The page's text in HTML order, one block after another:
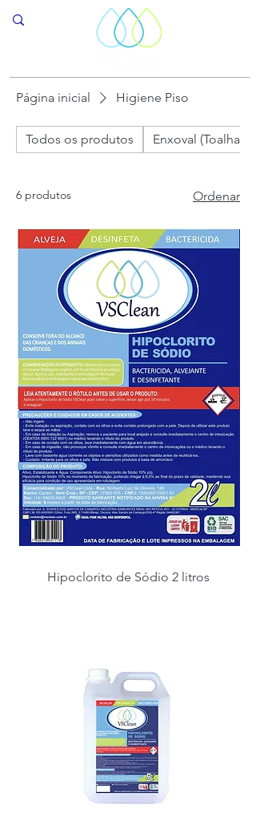
Página inicial Higiene Piso
Todos os produtos Enxoval (Toalhas
6 produtos Ordenar
Hipoclorito de Sódio 2 litros